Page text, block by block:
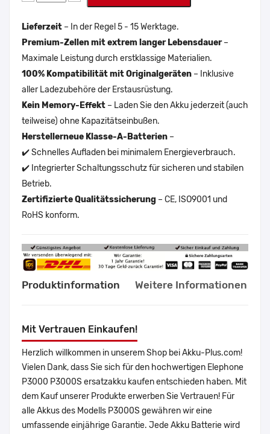
Lieferzeit – In der Regel 5 - 15 Werktage.
Premium-Zellen mit extrem langer Lebensdauer–
Maximale Leistung durch erstklassige Materialien.
100% Kompatibilität mit Originalgeräten – Inklusive
aller Ladezubehöre der Erstausrüstung.
Kein Memory-Effekt – Laden Sie den Akku jederzeit (auch
teilweise) ohne Kapazitätseinbußen.
Herstellerneue Klasse-A-Batterien –
✔️ Schnelles Aufladen bei minimalem Energieverbrauch.
✔️ Integrierter Schaltungsschutz für sicheren und stabilen
Betrieb.
Zertifizierte Qualitätssicherung – CE, ISO9001 und
RoHS konform.
Produktinformation Weitere Informationen
Mit Vertrauen Einkaufen!
Herzlich willkommen in unserem Shop bei Akku-Plus.com!
Vielen Dank, dass Sie sich für den hochwertigen Elephone
P3000 P3000S ersatzakku kaufen entschieden haben. Mit
dem Kauf unserer Produkte erwerben Sie Vertrauen! Für
alle Akkus des Modells P3000S gewähren wir eine
umfassende einjährige Garantie. Jede Akku Batterie wird